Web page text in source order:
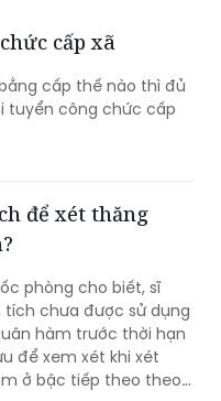
cấp thế nào thì đủ
tuyển công chức cấp
để xét thăng
phòng cho biết, sĩ
chưa được sử dụng
hàm trước thời hạn
để xem xét khi xét
ở bậc tiếp theo theo
tư số 18/2025/TT-
được tạm hoãn